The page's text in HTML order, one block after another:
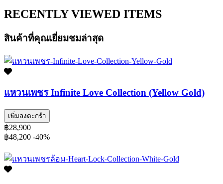
RECENTLY VIEWED ITEMS
สินค้าที่คุณเยี่ยมชมล่าสุด
แหวนเพชร Infinite Love Collection (Yellow Gold)
เพิ่มลงตะกร้า
฿28,900
฿48,200 -40%